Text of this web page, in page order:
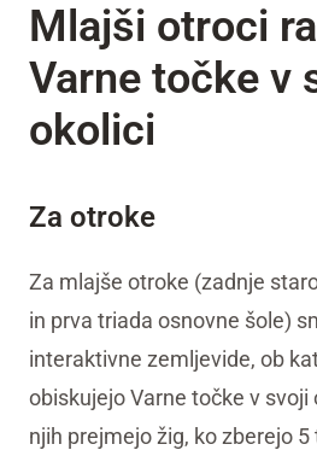
Mlajši otroci
Varne točke v
okolici
Za otroke
Za mlajše otroke (zadnje
in prva triada osnovne šole)
interaktivne zemljevide, ob
obiskujejo Varne točke v svoji
njih prejmejo žig, ko zberejo 5